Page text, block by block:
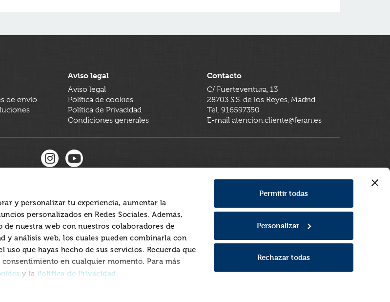
y personalizar tu experiencia, aumentar la
personalizados en Redes Sociales. Además,
nuestra web con nuestros colaboradores de
y análisis web, los cuales pueden combinarla con
que hayas hecho de sus servicios. Recuerda que
en cualquier momento. Para más
y la Política de Privacidad.
Permitir todas
Personalizar
Rechazar todas
de envío
Aviso legal
Aviso legal
Política de cookies
Política de Privacidad
Condiciones generales
Contacto
C/ Fuerteventura, 13
28703 S.S. de los Reyes, Madrid
Tel. 916597350
E-mail atencion.cliente@feran.es